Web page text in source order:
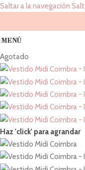
Saltar a la navegación
MENÚ
Agotado
Haz 'click' para agrandar